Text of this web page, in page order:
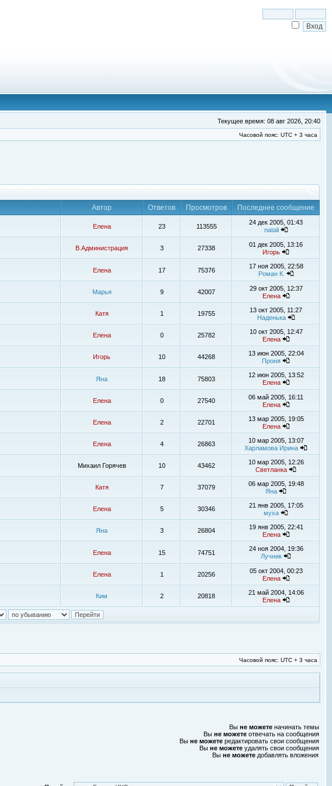
Текущее время: 08 авг 2026, 20:40
Часовой пояс: UTC + 3 часа
Автор Ответов Просмотров
Последнее сообщение
Елена 23 113555
24 дек 2005, 01:43
natali
В.Администрация 3 27338
01 дек 2005, 13:16
Игорь
Елена 17 75376
17 ноя 2005, 22:58
Роман К.
Марья 9 42007
29 окт 2005, 12:37
Елена
Катя 1 19755
13 окт 2005, 11:27
Наденька
Елена 0 25782
10 окт 2005, 12:47
Елена
Игорь 10 44268
13 июн 2005, 22:04
Проня
Яна 18 75803
12 июн 2005, 13:52
Елена
Елена 0 27540
06 май 2005, 16:11
Елена
Елена 2 22701
13 мар 2005, 19:05
Елена
Елена 4 26863
10 мар 2005, 13:07
Харламова Ирина
Михаил Горячев 10 43462
10 мар 2005, 12:26
Светланка
Катя 7 37079
06 мар 2005, 19:48
Яна
Елена 5 30346
21 янв 2005, 17:05
муха
Яна 3 26804
19 янв 2005, 22:41
Елена
Елена 15 74751
24 ноя 2004, 19:36
Лучник
Елена 1 20256
05 окт 2004, 00:23
Елена
Ким 2 20818
21 май 2004, 14:06
Елена
Часовой пояс: UTC + 3 часа
Вы не можете начинать темы
Вы не можете отвечать на сообщения
Вы не можете редактировать свои сообщения
Вы не можете удалять свои сообщения
Вы не можете добавлять вложения